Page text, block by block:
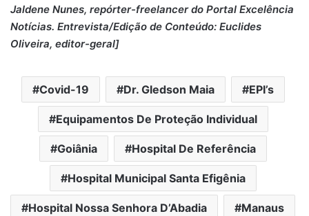
Jaldene Nunes, repórter-freelancer do Portal Excelência
Notícias. Entrevista/Edição de Conteúdo: Euclides
Oliveira, editor-geral]
Covid-19 Dr. Gledson Maia EPI’s
Equipamentos De Proteção Individual
Goiânia Hospital De Referência
Hospital Municipal Santa Efigênia
Hospital Nossa Senhora D’Abadia Manaus